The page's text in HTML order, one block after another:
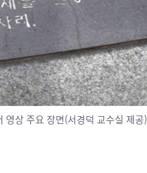
상 주요 장면(서경덕 교수실 제공)